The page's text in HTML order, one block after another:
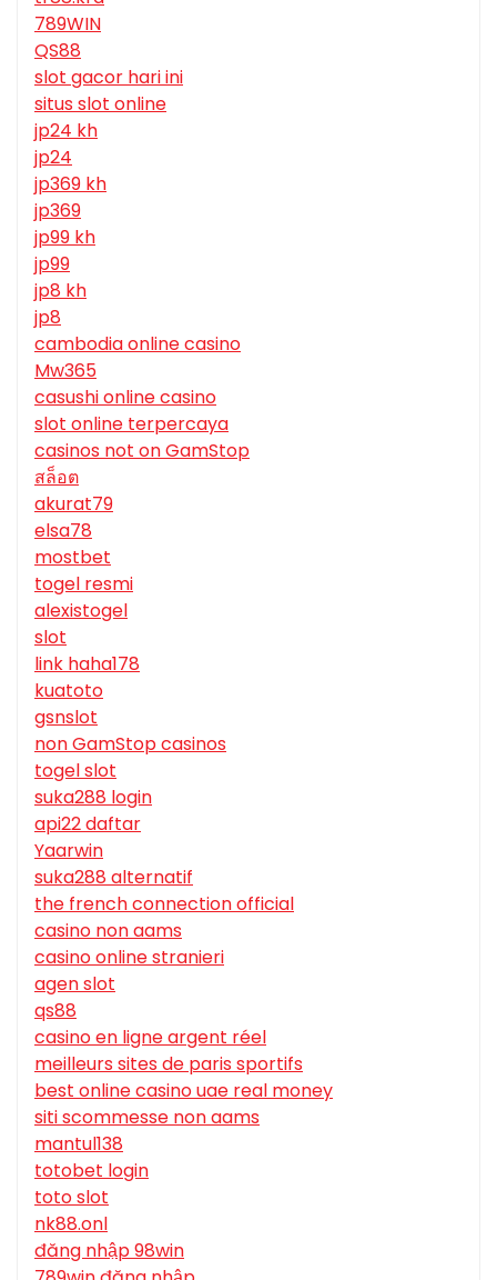
789WIN
QS88
slot gacor hari ini
situs slot online
jp24 kh
jp24
jp369 kh
jp369
jp99 kh
jp99
jp8 kh
jp8
cambodia online casino
Mw365
casushi online casino
slot online terpercaya
casinos not on GamStop
สล็อต
akurat79
elsa78
mostbet
togel resmi
alexistogel
slot
link haha178
kuatoto
gsnslot
non GamStop casinos
togel slot
suka288 login
api22 daftar
Yaarwin
suka288 alternatif
the french connection official
casino non aams
casino online stranieri
agen slot
qs88
casino en ligne argent réel
meilleurs sites de paris sportifs
best online casino uae real money
siti scommesse non aams
mantul138
totobet login
toto slot
nk88.onl
đăng nhập 98win